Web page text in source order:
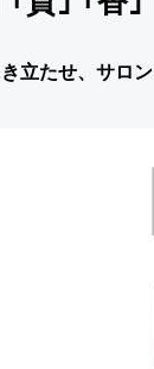
立たせ、サロ